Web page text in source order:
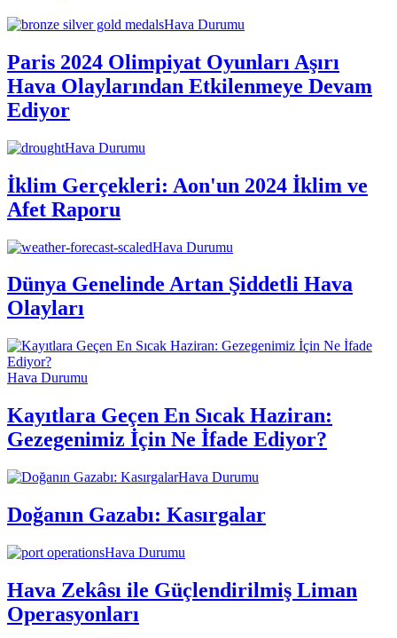
Hava Durumu
Paris 2024 Olimpiyat Oyunları Aşırı
Hava Olaylarından Etkilenmeye Devam
Ediyor
Hava Durumu
İklim Gerçekleri: Aon'un 2024 İklim ve
Afet Raporu
Hava Durumu
Dünya Genelinde Artan Şiddetli Hava
Olayları
Hava Durumu
Kayıtlara Geçen En Sıcak Haziran:
Gezegenimiz İçin Ne İfade Ediyor?
Hava Durumu
Doğanın Gazabı: Kasırgalar
Hava Durumu
Hava Zekâsı ile Güçlendirilmiş Liman
Operasyonları